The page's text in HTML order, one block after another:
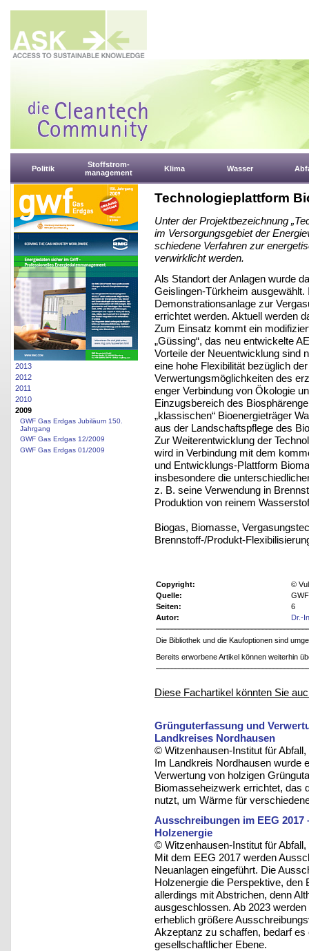
Politik
Stoffstrom-
management
Klima Wasser
2013
2012
2011
2010
2009
GWF Gas Erdgas Jubiläum 150.
Jahrgang
GWF Gas Erdgas 12/2009
GWF Gas Erdgas 01/2009
Technologieplattform
Unter der Projektbezeichnung
im Versorgungsgebiet der
schiedene Verfahren zur
verwirklicht werden.
Als Standort der Anlagen wurde
Geislingen-Türkheim
Demonstrationsanlage zur
errichtet werden. Aktuell werden
Zum Einsatz kommt ein
„Güssing“, das neu entwickelte
Vorteile der Neuentwicklung sind
eine hohe Flexibilität bezüglich
Verwertungsmöglichkeiten des
enger Verbindung von Ökologie
Einzugsbereich des
„klassischen“ Bioenergieträger
aus der Landschaftspflege des
Zur Weiterentwicklung der
wird in Verbindung mit dem
und Entwicklungs-Plattform
insbesondere die
z. B. seine Verwendung in
Produktion von reinem
Biogas, Biomasse,
Brennstoff-/Produkt-
Copyright:
©
Quelle:
Seiten:
6
Autor:
Dr.-
Die Bibliothek und die Kaufoptionen sind
Bereits erworbene Artikel können weiterhin
Diese Fachartikel könnten Sie
Grünguterfassung und
Landkreises Nordhausen
© Witzenhausen-Institut für
Im Landkreis Nordhausen wurde
Verwertung von holzigen
Biomasseheizwerk errichtet, das
nutzt, um Wärme für
Ausschreibungen im EEG
Holzenergie
© Witzenhausen-Institut für
Mit dem EEG 2017 werden
Neuanlagen eingeführt. Die
Holzenergie die Perspektive, den
allerdings mit Abstrichen, denn
ausgeschlossen. Ab 2023
erheblich größere
Akzeptanz zu schaffen, bedarf
gesellschaftlicher Ebene.